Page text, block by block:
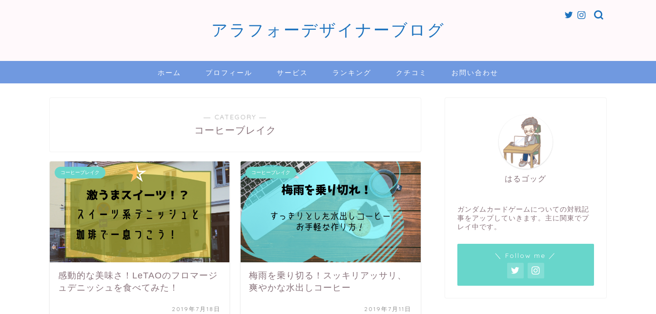
アラフォーデザイナーブログ
ホーム プロフィール サービス ランキング クチコミ お問い合わせ
― CATEGORY ―
コーヒーブレイク
コーヒーブレイク
感動的な美味さ！LeTAOのフロマージ
ュデニッシュを食べてみた！
2019年7月18日
コーヒーブレイク
梅雨を乗り切る！スッキリアッサリ、
爽やかな水出しコーヒー
2019年7月11日
はるゴッグ
ガンダムカードゲームについての対戦記
事をアップしていきます。主に関東でプ
レイ中です。
＼ Follow me ／